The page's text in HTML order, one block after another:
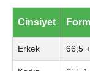
Cinsiyet
Erkek 66,5